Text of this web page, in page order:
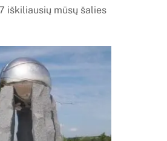
iškiliausių mūsų šalies